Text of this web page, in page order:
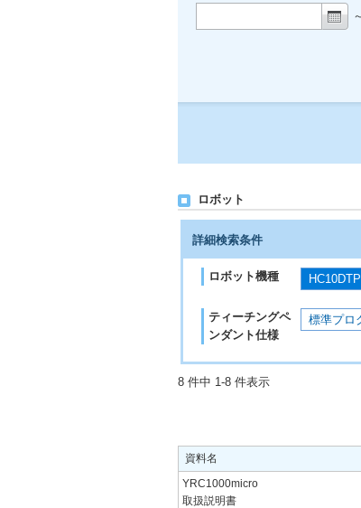
～
ロボット
詳細検索条件
ロボット機種 HC10DTP
ティーチングペ
ンダント仕様
標準プロ
8 件中 1-8 件表示
資料名
YRC1000micro
取扱説明書